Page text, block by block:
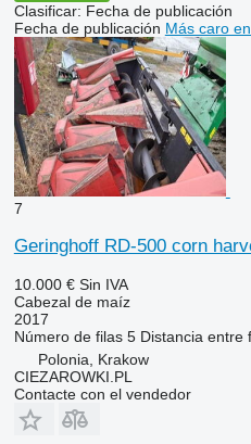
Clasificar: Fecha de publicación
Fecha de publicación Más caro
7
Geringhoff RD-500 corn
10.000 € Sin IVA
Cabezal de maíz
2017
Número de filas 5 Distancia entre
Polonia, Krakow
CIEZAROWKI.PL
Contacte con el vendedor